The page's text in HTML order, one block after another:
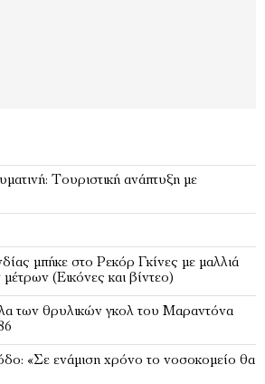
Τουριστική ανάπτυξη με
μπήκε στο Ρεκόρ Γκίνες με μαλλιά
(Εικόνες και βίντεο)
των θρυλικών γκολ του Μαραντόνα
«Σε ενάμιση χρόνο το νοσοκομείο θα